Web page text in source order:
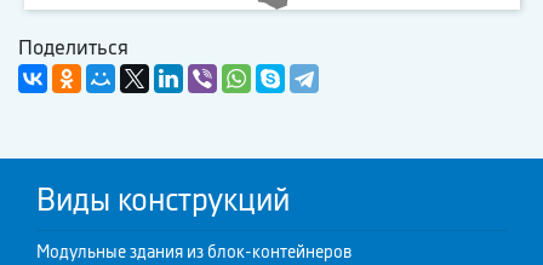
Поделиться
Виды конструкций
Модульные здания из блок-контейнеров